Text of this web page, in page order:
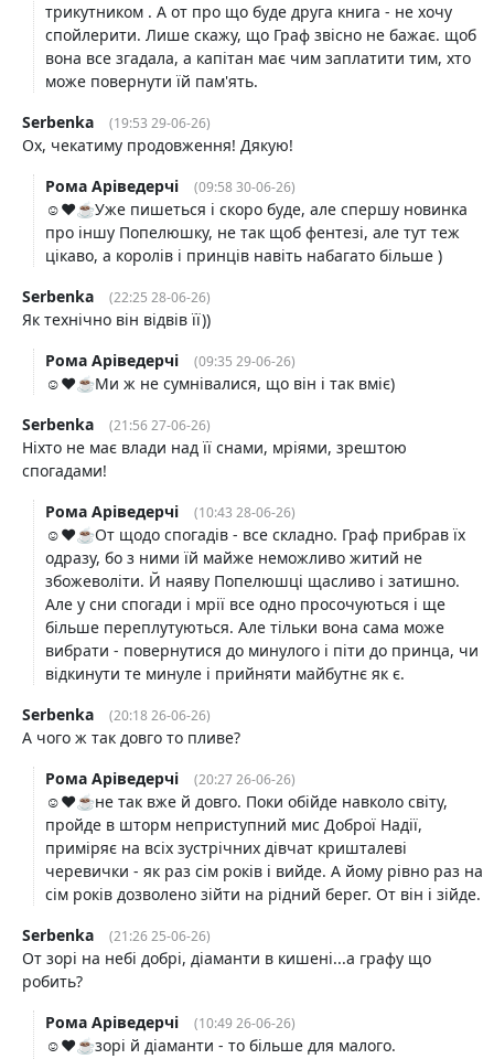
трикутником . А от про що буде друга книга - не хочу
спойлерити. Лише скажу, що Граф звісно не бажає. щоб
вона все згадала, а капітан має чим заплатити тим, хто
може повернути їй пам'ять.
Serbenka
(19:53 29-06-26)
Ох, чекатиму продовження! Дякую!
Рома Аріведерчі
(09:58 30-06-26)
☺️❤️☕️Уже пишеться і скоро буде, але спершу новинка
про іншу Попелюшку, не так щоб фентезі, але тут теж
цікаво, а королів і принців навіть набагато більше )
Serbenka
(22:25 28-06-26)
Як технічно він відвів її))
Рома Аріведерчі
(09:35 29-06-26)
☺️❤️☕️Ми ж не сумнівалися, що він і так вміє)
Serbenka
(21:56 27-06-26)
Ніхто не має влади над її снами, мріями, зрештою
спогадами!
Рома Аріведерчі
(10:43 28-06-26)
☺️❤️☕️От щодо спогадів - все складно. Граф прибрав їх
одразу, бо з ними їй майже неможливо житий не
збожеволіти. Й наяву Попелюшці щасливо і затишно.
Але у сни спогади і мрії все одно просочуються і ще
більше переплутуються. Але тільки вона сама може
вибрати - повернутися до минулого і піти до принца, чи
відкинути те минуле і прийняти майбутнє як є.
Serbenka
(20:18 26-06-26)
А чого ж так довго то пливе?
Рома Аріведерчі
(20:27 26-06-26)
☺️❤️☕️не так вже й довго. Поки обійде навколо світу,
пройде в шторм неприступний мис Доброї Надії,
приміряє на всіх зустрічних дівчат кришталеві
черевички - як раз сім років і вийде. А йому рівно раз на
сім років дозволено зійти на рідний берег. От він і зійде.
Serbenka
(21:26 25-06-26)
От зорі на небі добрі, діаманти в кишені...а графу що
робить?
Рома Аріведерчі
(10:49 26-06-26)
☺️❤️☕️зорі й діаманти - то більше для малого.